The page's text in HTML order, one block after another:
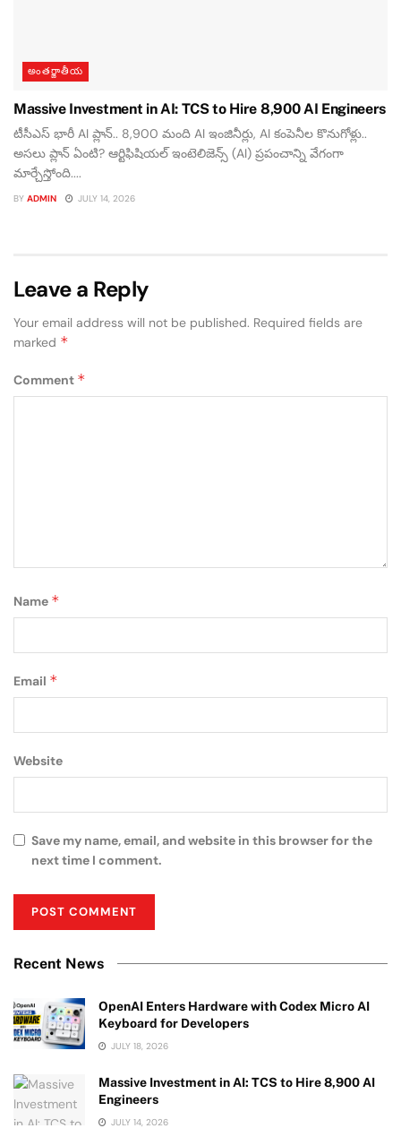
అంతర్జాతీయ
Massive Investment in AI: TCS to Hire 8,900 AI Engineers
టీసీఎస్ భారీ AI ప్లాన్.. 8,900 మంది AI ఇంజినీర్లు, AI కంపెనీల కొనుగోళ్లు..
అసలు ప్లాన్ ఏంటి? ఆర్టిఫిషియల్ ఇంటెలిజెన్స్ (AI) ప్రపంచాన్ని వేగంగా
మార్చేస్తోంది....
BY ADMIN JULY 14, 2026
Leave a Reply
Your email address will not be published. Required fields are
marked *
Comment *
Name *
Email *
Website
Save my name, email, and website in this browser for the
next time I comment.
Recent News
OpenAI Enters Hardware with Codex Micro AI
Keyboard for Developers
JULY 18, 2026
Massive Investment in AI: TCS to Hire 8,900 AI
Engineers
JULY 14, 2026